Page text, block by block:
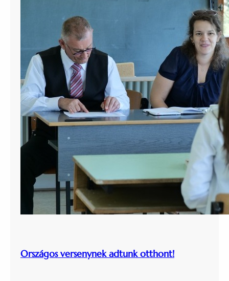
Országos versenynek adtunk otthont!